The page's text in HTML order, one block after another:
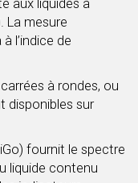
aux liquides à
La mesure
l’indice de
à rondes, ou
disponibles sur
fournit le spectre
liquide contenu